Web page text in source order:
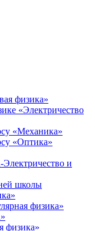
физика»
«Электричество
«Механика»
«Оптика»
и
школы
физика»
физика»